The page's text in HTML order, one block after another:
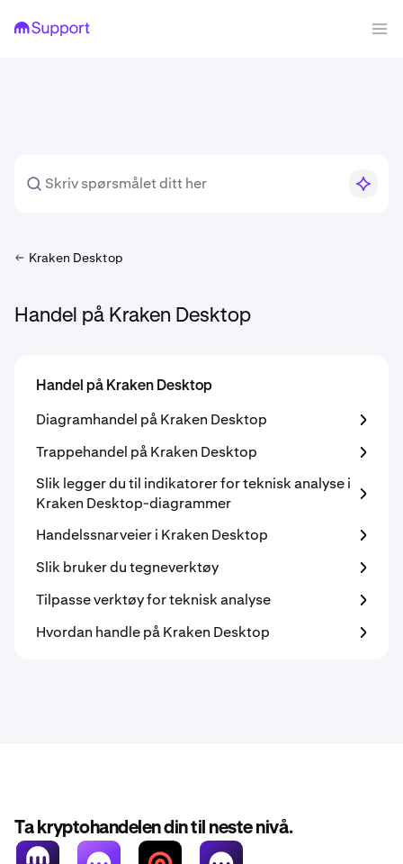
Kraken Desktop
Handel på Kraken Desktop
Handel på Kraken Desktop
Diagramhandel på Kraken Desktop
Trappehandel på Kraken Desktop
Slik legger du til indikatorer for teknisk analyse i
Kraken Desktop-diagrammer
Handelssnarveier i Kraken Desktop
Slik bruker du tegneverktøy
Tilpasse verktøy for teknisk analyse
Hvordan handle på Kraken Desktop
Ta kryptohandelen din til neste nivå.